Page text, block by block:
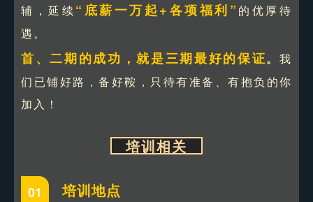
辅，延续“底薪一万起+各项福利” 的优厚待
遇。
首、二期的成功，就是三期最好的保证。我
们已铺好路，备好鞍，只待有准备、有抱负的你
加入！
培训相关
01 培训地点